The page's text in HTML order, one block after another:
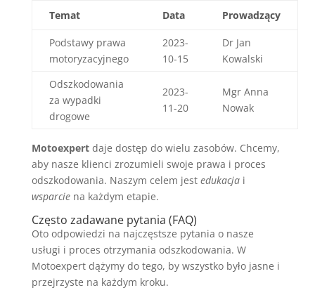
Temat Data Prowadzący
Podstawy prawa
motoryzacyjnego
2023-
10-15
Dr Jan
Kowalski
Odszkodowania
za wypadki
drogowe
2023-
11-20
Mgr Anna
Nowak
Motoexpertdaje dostęp do wielu zasobów. Chcemy,
aby nasze klienci zrozumieli swoje prawa i proces
odszkodowania. Naszym celem jest edukacjai
wsparciena każdym etapie.
Często zadawane pytania (FAQ)
Oto odpowiedzi na najczęstsze pytania o nasze
usługi i proces otrzymania odszkodowania. W
Motoexpert dążymy do tego, by wszystko było jasne i
przejrzyste na każdym kroku.